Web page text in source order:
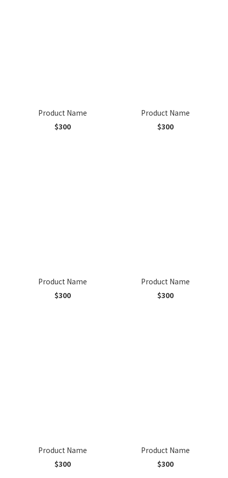
Product Name
$300
Product Name
$300
Product Name
$300
Product Name
$300
Product Name
$300
Product Name
$300